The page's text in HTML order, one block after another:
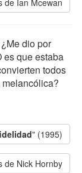
de Ian Mcewan
dio por
es que estaba
todos
" (1995)
de Nick Hornby